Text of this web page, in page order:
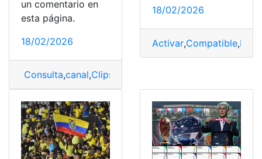
un comentario en
esta página.
18/02/2026
Consulta,canal,Clips
18/02/2026
Activar,Compatible,